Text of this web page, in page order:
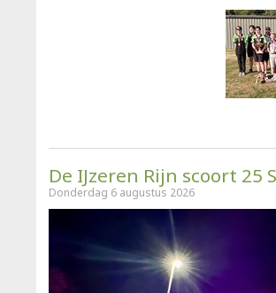
De IJzeren Rijn scoort 25
Donderdag 6 augustus 2026